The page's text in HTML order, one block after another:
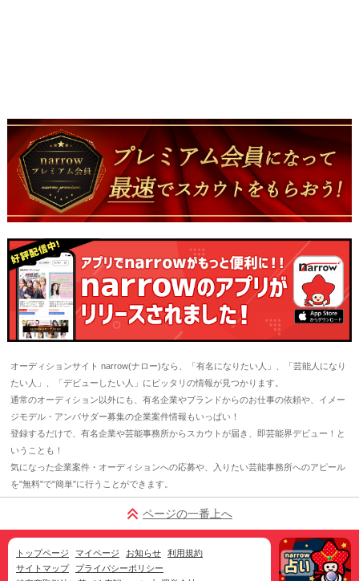
オーディションサイト narrow(ナロー)なら、「有名になりたい人」、「芸能人になり
たい人」、「デビューしたい人」にピッタリの情報が見つかります。
通常のオーディション以外にも、有名企業やブランドからのお仕事の依頼や、イメー
ジモデル・アンバサダー募集の企業案件情報もいっぱい！
登録するだけで、有名企業や芸能事務所からスカウトが届き、即芸能界デビュー！と
いうことも！
気になった企業案件・オーディションへの応募や、入りたい芸能事務所へのアピール
を"無料"で"簡単"に行うことができます。
ページの一番上へ
トップページ マイページ お知らせ
利用規約
サイトマップ
プライバシーポリシー